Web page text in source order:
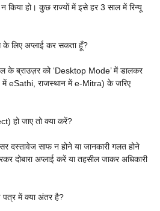
किया हो। कुछ राज्यों में इसे हर 3 साल में रिन्यू
के लिए अप्लाई कर सकता हूँ?
के ब्राउज़र को ‘Desktop Mode’ में डालकर
में eSathi, राजस्थान में e-Mitra) के जरिए
हो जाए तो क्या करें?
दस्तावेज साफ न होने या जानकारी गलत होने
दोबारा अप्लाई करें या तहसील जाकर अधिकारी
पत्र में क्या अंतर है?